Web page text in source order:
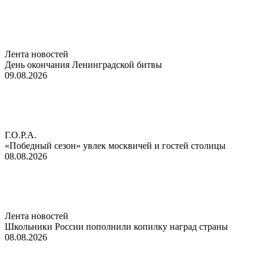
Лента новостей
День окончания Ленинградской битвы
09.08.2026
Г.О.Р.А.
«Победный сезон» увлек москвичей и гостей столицы
08.08.2026
Лента новостей
Школьники России пополнили копилку наград страны
08.08.2026